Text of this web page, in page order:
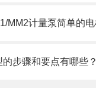
步骤和要点有哪些？